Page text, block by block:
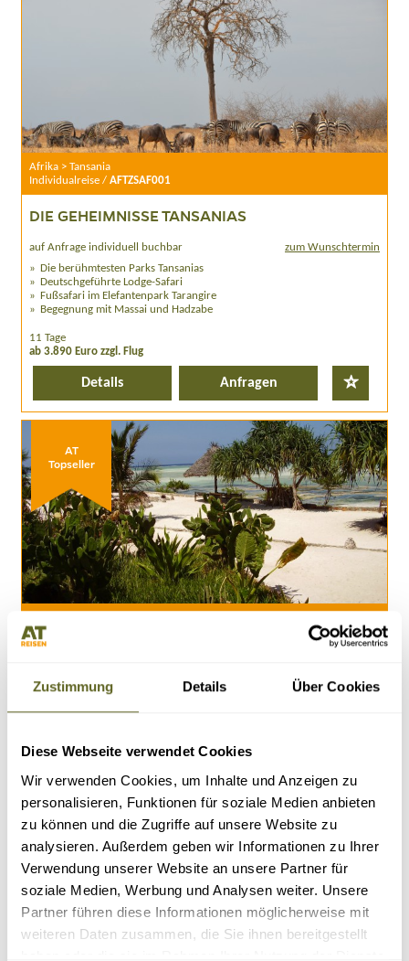
Zustimmung Details Über Cookies
Diese Webseite verwendet Cookies
Wir verwenden Cookies, um Inhalte und Anzeigen zu
personalisieren, Funktionen für soziale Medien anbieten
zu können und die Zugriffe auf unsere Website zu
analysieren. Außerdem geben wir Informationen zu Ihrer
Verwendung unserer Website an unsere Partner für
soziale Medien, Werbung und Analysen weiter. Unsere
Partner führen diese Informationen möglicherweise mit
weiteren Daten zusammen, die Sie ihnen bereitgestellt
Afrika > Tansania
Individualreise / AFTZSAF001
DIE GEHEIMNISSE TANSANIAS
auf Anfrage individuell buchbar
zum Wunschtermin
Die berühmtesten Parks Tansanias
Deutschgeführte Lodge-Safari
Fußsafari im Elefantenpark Tarangire
Begegnung mit Massai und Hadzabe
11 Tage
ab 3.890 Euro zzgl. Flug
Details Anfragen
AT
Topseller
Gruppenreise, Individualreise /
27.08.26 - 07.09.26
05.10.26 - 16.10.26
Serengeti und Ngorongoro Krater
Die „Big Five“ erleben
wunderschönes Strand Hotel auf Sansibar
12 Tage
ab 2.690 Euro zzgl. Flug
4 - 7 Personen
1 garantierter Termin
Anfragen